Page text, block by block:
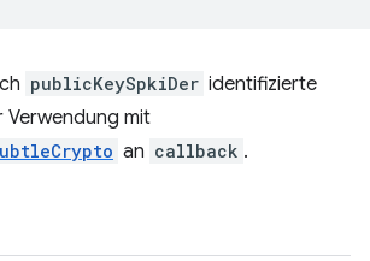
publicKeySpkiDer identifizierte
Verwendung mit
an callback .